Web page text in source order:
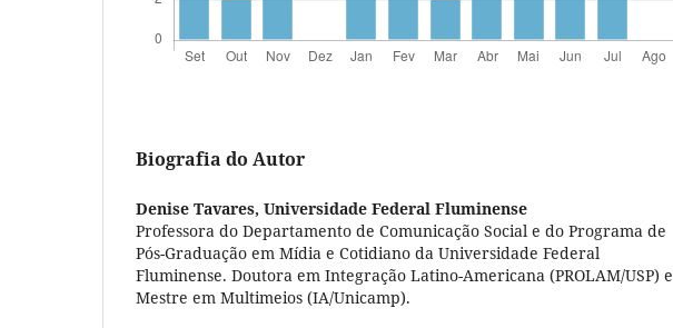
Biografia do Autor
Denise Tavares, Universidade Federal Fluminense
Professora do Departamento de Comunicação Social e do Programa de
Pós-Graduação em Mídia e Cotidiano da Universidade Federal
Fluminense. Doutora em Integração Latino-Americana (PROLAM/USP) e
Mestre em Multimeios (IA/Unicamp).